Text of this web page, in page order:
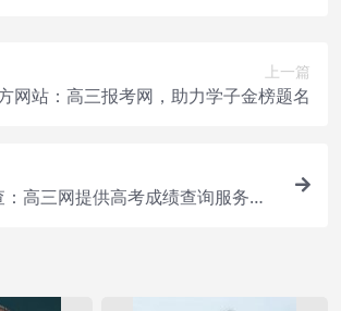
上一篇
网站：高三报考网，助力学子金榜题名
高三网提供高考成绩查询服务，